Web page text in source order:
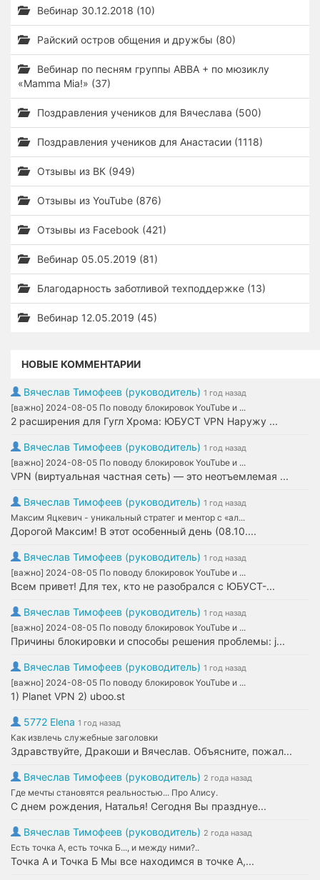
Вебинар 30.12.2018 (10)
Райский остров общения и дружбы (80)
Вебинар по песням группы ABBA + по мюзиклу
«Mamma Mia!» (37)
Поздравления учеников для Вячеслава (500)
Поздравления учеников для Анастасии (1118)
Отзывы из ВК (949)
Отзывы из YouTube (876)
Отзывы из Facebook (421)
Вебинар 05.05.2019 (81)
Благодарность заботливой техподдержке (13)
Вебинар 12.05.2019 (45)
НОВЫЕ КОММЕНТАРИИ
Вячеслав Тимофеев (руководитель) 1 год назад
[важно] 2024-08-05 По поводу блокировок YouTube и ...
2 расширения для Гугл Хрома: ЮБУСТ VPN Наружу ...
Вячеслав Тимофеев (руководитель) 1 год назад
[важно] 2024-08-05 По поводу блокировок YouTube и ...
VPN (виртуальная частная сеть) — это неотъемлемая ...
Вячеслав Тимофеев (руководитель) 1 год назад
Максим Яцкевич - уникальный стратег и ментор с «ал...
Дорогой Максим! В этот особенный день (08.10....
Вячеслав Тимофеев (руководитель) 1 год назад
[важно] 2024-08-05 По поводу блокировок YouTube и ...
Всем привет! Для тех, кто не разобрался с ЮБУСТ-...
Вячеслав Тимофеев (руководитель) 1 год назад
[важно] 2024-08-05 По поводу блокировок YouTube и ...
Причины блокировки и способы решения проблемы: j...
Вячеслав Тимофеев (руководитель) 1 год назад
[важно] 2024-08-05 По поводу блокировок YouTube и ...
1) Planet VPN 2) uboo.st
5772 Elena 1 год назад
Как извлечь служебные заголовки
Здравствуйте, Дракоши и Вячеслав. Объясните, пожал...
Вячеслав Тимофеев (руководитель) 2 года назад
Где мечты становятся реальностью... Про Алису.
С днем рождения, Наталья! Сегодня Вы празднуе...
Вячеслав Тимофеев (руководитель) 2 года назад
Есть точка А, есть точка Б..., и между ними?..
Точка А и Точка Б Мы все находимся в точке А,...